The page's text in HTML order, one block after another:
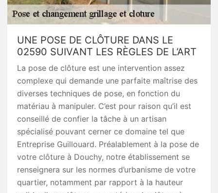
UNE POSE DE CLÔTURE DANS LE
02590 SUIVANT LES RÈGLES DE L’ART
La pose de clôture est une intervention assez
complexe qui demande une parfaite maîtrise des
diverses techniques de pose, en fonction du
matériau à manipuler. C’est pour raison qu’il est
conseillé de confier la tâche à un artisan
spécialisé pouvant cerner ce domaine tel que
Entreprise Guillouard. Préalablement à la pose de
votre clôture à Douchy, notre établissement se
renseignera sur les normes d’urbanisme de votre
quartier, notamment par rapport à la hauteur